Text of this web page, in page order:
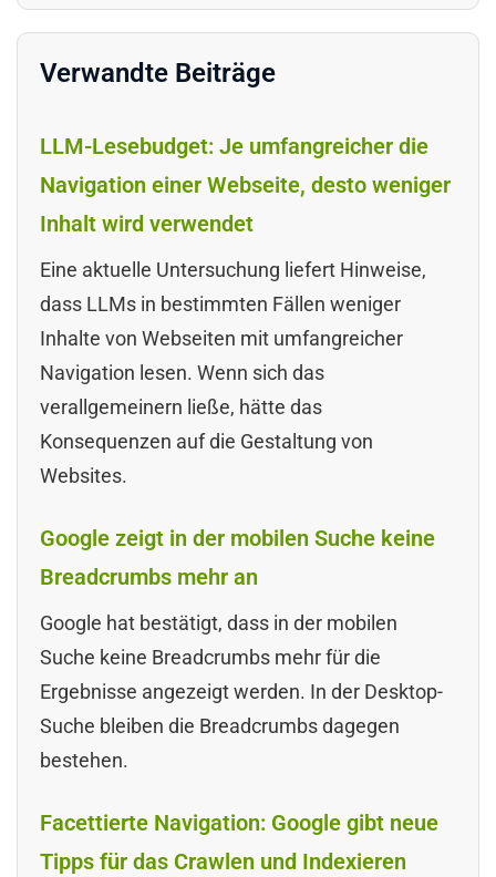
Verwandte Beiträge
LLM-Lesebudget: Je umfangreicher die
Navigation einer Webseite, desto weniger
Inhalt wird verwendet
Eine aktuelle Untersuchung liefert Hinweise,
dass LLMs in bestimmten Fällen weniger
Inhalte von Webseiten mit umfangreicher
Navigation lesen. Wenn sich das
verallgemeinern ließe, hätte das
Konsequenzen auf die Gestaltung von
Websites.
Google zeigt in der mobilen Suche keine
Breadcrumbs mehr an
Google hat bestätigt, dass in der mobilen
Suche keine Breadcrumbs mehr für die
Ergebnisse angezeigt werden. In der Desktop-
Suche bleiben die Breadcrumbs dagegen
bestehen.
Facettierte Navigation: Google gibt neue
Tipps für das Crawlen und Indexieren